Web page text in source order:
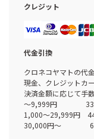
クレジット
代金引換
クロネコヤマトの代
現金、クレジットカ
決済金額に応じて手
～9,999円
1,000～29,999円
30,000円～